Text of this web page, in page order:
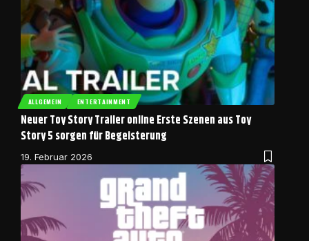
ALLGEMEIN ENTERTAINMENT
Neuer Toy Story Trailer online Erste Szenen aus Toy
Story 5 sorgen für Begeisterung
19. Februar 2026